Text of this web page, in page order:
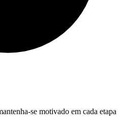
se motivado em cada etapa